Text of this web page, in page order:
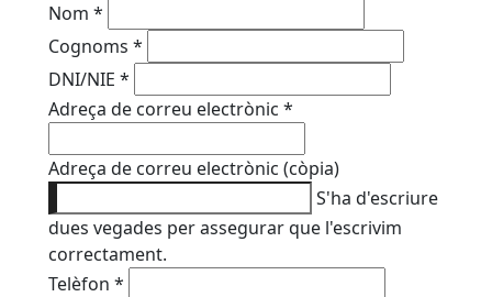
Nom *
Cognoms *
DNI/NIE *
Adreça de correu electrònic *
Adreça de correu electrònic (còpia)
S'ha d'escriure
dues vegades per assegurar que l'escrivim
correctament.
Telèfon *